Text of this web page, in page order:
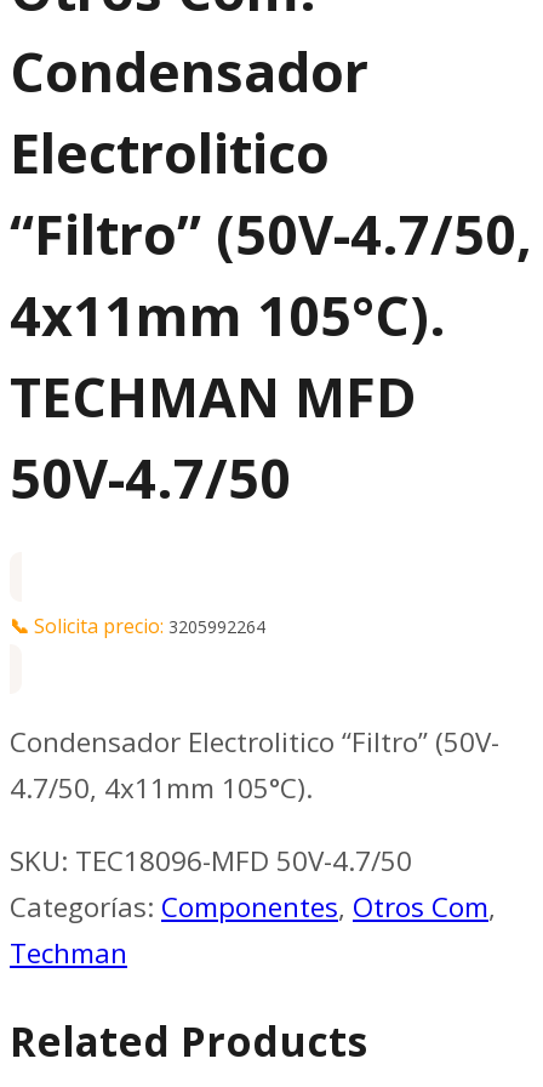
Condensador
Electrolitico
“Filtro” (50V-4.7/50,
4x11mm 105°C).
TECHMAN MFD
50V-4.7/50
📞 Solicita precio: 3205992264
Condensador Electrolitico “Filtro” (50V-
4.7/50, 4x11mm 105°C).
SKU: TEC18096-MFD 50V-4.7/50
Categorías: Componentes, Otros Com,
Techman
Related Products